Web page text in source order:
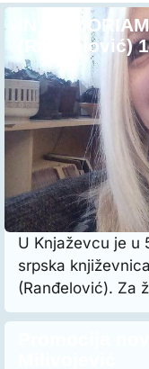
IN
(Ranđelović)
U Knjaževcu je u
srpska
(Ranđelović). Za